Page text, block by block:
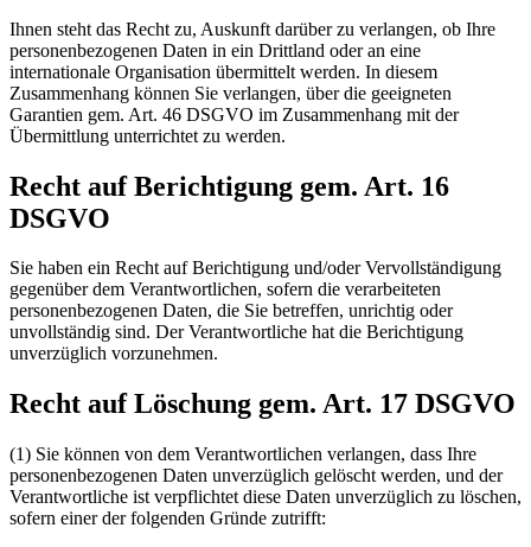
Ihnen steht das Recht zu, Auskunft darüber zu verlangen, ob Ihre
personenbezogenen Daten in ein Drittland oder an eine
internationale Organisation übermittelt werden. In diesem
Zusammenhang können Sie verlangen, über die geeigneten
Garantien gem. Art. 46 DSGVO im Zusammenhang mit der
Übermittlung unterrichtet zu werden.
Recht auf Berichtigung gem. Art. 16
DSGVO
Sie haben ein Recht auf Berichtigung und/oder Vervollständigung
gegenüber dem Verantwortlichen, sofern die verarbeiteten
personenbezogenen Daten, die Sie betreffen, unrichtig oder
unvollständig sind. Der Verantwortliche hat die Berichtigung
unverzüglich vorzunehmen.
Recht auf Löschung gem. Art. 17 DSGVO
(1) Sie können von dem Verantwortlichen verlangen, dass Ihre
personenbezogenen Daten unverzüglich gelöscht werden, und der
Verantwortliche ist verpflichtet diese Daten unverzüglich zu löschen,
sofern einer der folgenden Gründe zutrifft: